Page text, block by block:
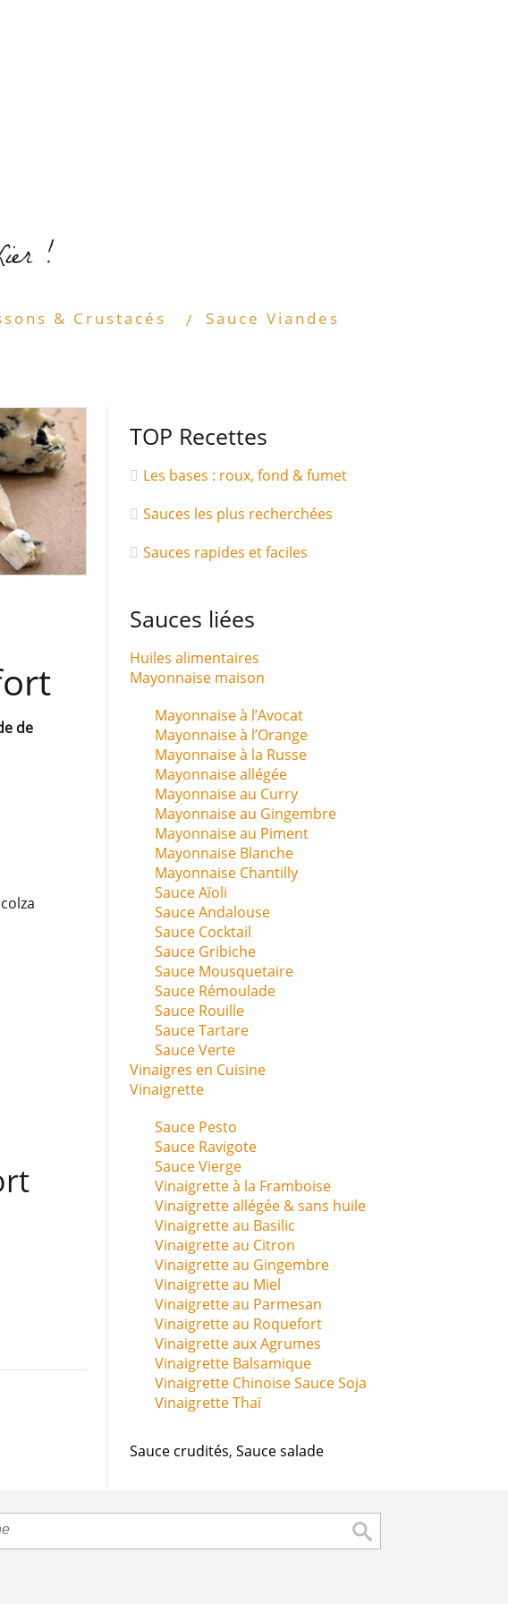
& Crustacés Sauce Viandes
de
TOP Recettes
Les bases : roux, fond & fumet
Sauces les plus recherchées
Sauces rapides et faciles
Sauces liées
Huiles alimentaires
Mayonnaise maison
Mayonnaise à l’Avocat
Mayonnaise à l’Orange
Mayonnaise à la Russe
Mayonnaise allégée
Mayonnaise au Curry
Mayonnaise au Gingembre
Mayonnaise au Piment
Mayonnaise Blanche
Mayonnaise Chantilly
Sauce Aïoli
Sauce Andalouse
Sauce Cocktail
Sauce Gribiche
Sauce Mousquetaire
Sauce Rémoulade
Sauce Rouille
Sauce Tartare
Sauce Verte
Vinaigres en Cuisine
Vinaigrette
Sauce Pesto
Sauce Ravigote
Sauce Vierge
Vinaigrette à la Framboise
Vinaigrette allégée & sans huile
Vinaigrette au Basilic
Vinaigrette au Citron
Vinaigrette au Gingembre
Vinaigrette au Miel
Vinaigrette au Parmesan
Vinaigrette au Roquefort
Vinaigrette aux Agrumes
Vinaigrette Balsamique
Vinaigrette Chinoise Sauce Soja
Vinaigrette Thaï
Sauce crudités,Sauce salade